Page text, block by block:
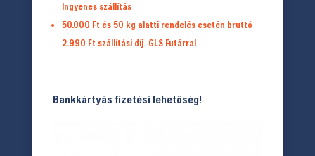
Ingyenes szállítás
50.000 Ft és 50 kg alatti rendelés esetén bruttó
2.990 Ft szállítási díj GLS Futárral
Bankkártyás fizetési lehetőség!